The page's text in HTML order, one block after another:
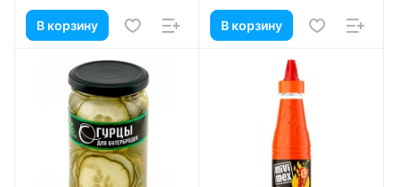
В корзину В корзину